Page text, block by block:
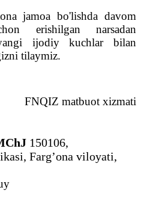
jamoa bo'lishda davom
erishilgan narsadan
ijodiy kuchlar bilan
tilaymiz.
FNQIZ matbuot xizmati
150106,
Farg’ona viloyati,